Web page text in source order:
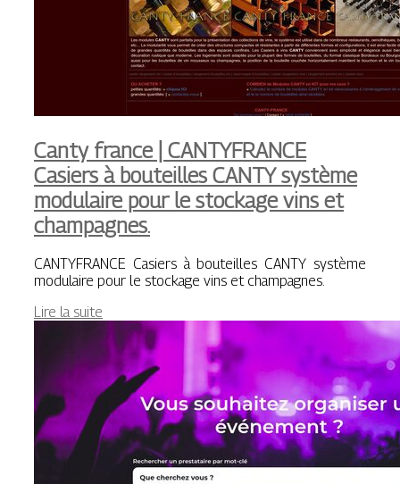
Canty france | CANTYFRANCE
Casiers à bouteilles CANTY système
modulaire pour le stockage vins et
champagnes.
CANTYFRANCE Casiers à bouteilles CANTY système
modulaire pour le stockage vins et champagnes.
Lire la suite